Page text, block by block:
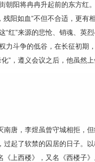
朝阳将冉冉升起前的东方红。
阳如血”不但不合适，更有相
“红”来源的悲怆、销魂、
斗争的低谷，在长征初期
”，遵义会议之后，他虽然
唐，李煜虽曾守城相拒，
过起了软禁的囚居的日子。
上西楼》，又名《西楼子